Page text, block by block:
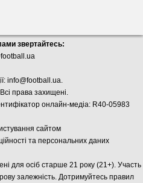
звертайтесь:
info@football.ua.
права захищені.
онлайн-медіа: R40-05983
сайтом
та персональних даних
для осіб старше 21 року (21+). Участь
залежність. Дотримуйтесь правил